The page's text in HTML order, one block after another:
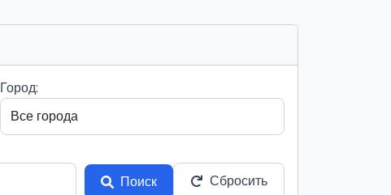
Город:
Поиск
Сбросить